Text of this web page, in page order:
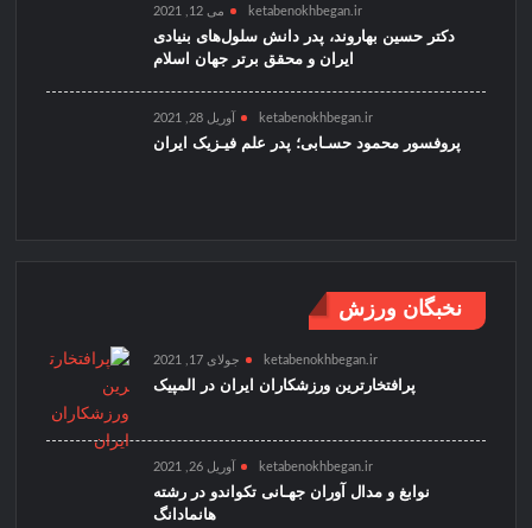
ketabenokhbegan.ir می 12, 2021
دکتر حسین بهاروند، پدر دانش سلول‌های بنیادی
ایران و محقق برتر جهان اسلام
ketabenokhbegan.ir آوریل 28, 2021
پروفسور محمود حسـابی؛ پدر علم فیـزیک ایران
نخبگان ورزش
ketabenokhbegan.ir جولای 17, 2021
پرافتخارترین ورزشکاران ایران در المپیک
ketabenokhbegan.ir آوریل 26, 2021
نوابغ و مدال آوران جهـانی تکواندو در رشته
هانمادانگ